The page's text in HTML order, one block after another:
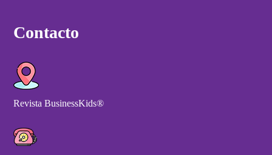
Contacto
Revista BusinessKids®